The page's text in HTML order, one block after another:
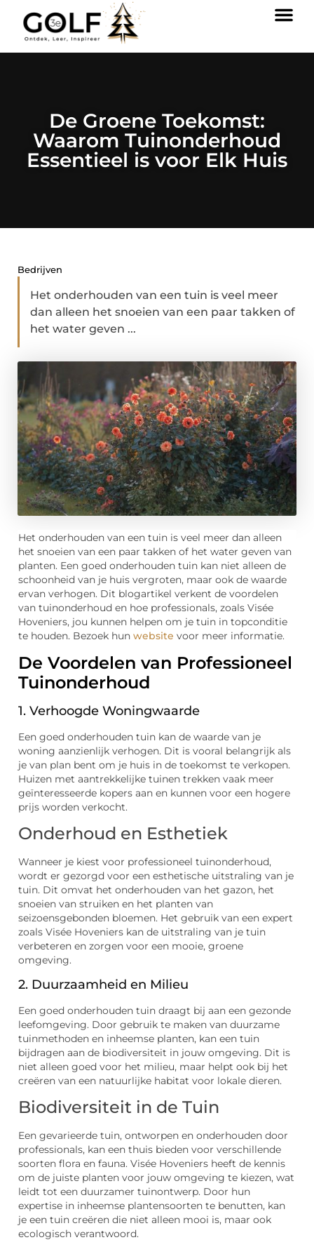
De Groene Toekomst:
Waarom Tuinonderhoud
Essentieel is voor Elk Huis
Bedrijven
Het onderhouden van een tuin is veel meer
dan alleen het snoeien van een paar takken of
het water geven ...
Het onderhouden van een tuin is veel meer dan alleen
het snoeien van een paar takken of het water geven van
planten. Een goed onderhouden tuin kan niet alleen de
schoonheid van je huis vergroten, maar ook de waarde
ervan verhogen. Dit blogartikel verkent de voordelen
van tuinonderhoud en hoe professionals, zoals Visée
Hoveniers, jou kunnen helpen om je tuin in topconditie
te houden. Bezoek hun website voor meer informatie.
De Voordelen van Professioneel
Tuinonderhoud
1. Verhoogde Woningwaarde
Een goed onderhouden tuin kan de waarde van je
woning aanzienlijk verhogen. Dit is vooral belangrijk als
je van plan bent om je huis in de toekomst te verkopen.
Huizen met aantrekkelijke tuinen trekken vaak meer
geïnteresseerde kopers aan en kunnen voor een hogere
prijs worden verkocht.
Onderhoud en Esthetiek
Wanneer je kiest voor professioneel tuinonderhoud,
wordt er gezorgd voor een esthetische uitstraling van je
tuin. Dit omvat het onderhouden van het gazon, het
snoeien van struiken en het planten van
seizoensgebonden bloemen. Het gebruik van een expert
zoals Visée Hoveniers kan de uitstraling van je tuin
verbeteren en zorgen voor een mooie, groene
omgeving.
2. Duurzaamheid en Milieu
Een goed onderhouden tuin draagt bij aan een gezonde
leefomgeving. Door gebruik te maken van duurzame
tuinmethoden en inheemse planten, kan een tuin
bijdragen aan de biodiversiteit in jouw omgeving. Dit is
niet alleen goed voor het milieu, maar helpt ook bij het
creëren van een natuurlijke habitat voor lokale dieren.
Biodiversiteit in de Tuin
Een gevarieerde tuin, ontworpen en onderhouden door
professionals, kan een thuis bieden voor verschillende
soorten flora en fauna. Visée Hoveniers heeft de kennis
om de juiste planten voor jouw omgeving te kiezen, wat
leidt tot een duurzamer tuinontwerp. Door hun
expertise in inheemse plantensoorten te benutten, kan
je een tuin creëren die niet alleen mooi is, maar ook
ecologisch verantwoord.